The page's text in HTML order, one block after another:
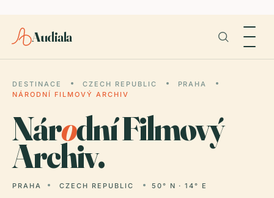
Audiala
DESTINACE CZECH REPUBLIC
PRAHA
NÁRODNÍ FILMOVÝ ARCHIV
Národní Filmový
Archiv.
PRAHA CZECH REPUBLIC 50° N · 14° E